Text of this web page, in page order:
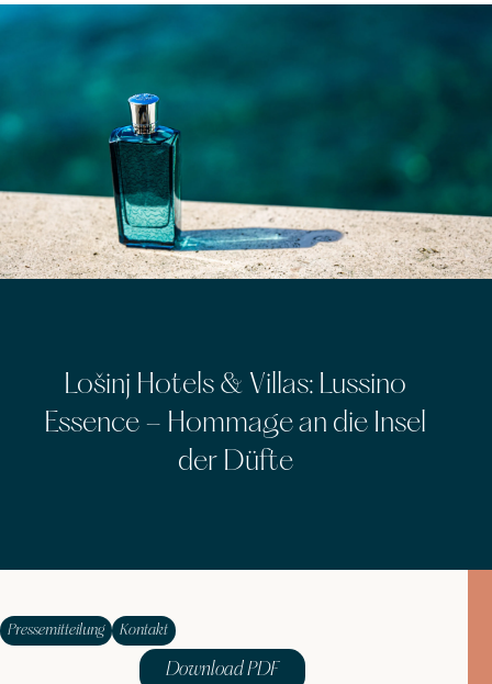
Lošinj Hotels & Villas: Lussino
Essence – Hommage an die Insel
der Düfte
Pressemitteilung Kontakt
Download PDF